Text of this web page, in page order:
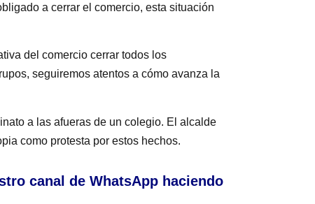
a cerrar el comercio, esta situación
del comercio cerrar todos los
seguiremos atentos a cómo avanza la
a las afueras de un colegio. El alcalde
como protesta por estos hechos.
canal de WhatsApp haciendo